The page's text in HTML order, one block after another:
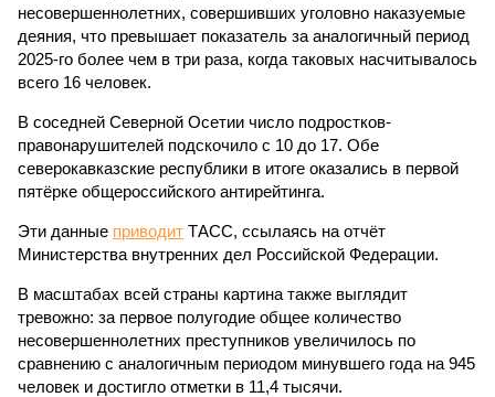
несовершеннолетних, совершивших уголовно наказуемые
деяния, что превышает показатель за аналогичный период
2025-го более чем в три раза, когда таковых насчитывалось
всего 16 человек.
В соседней Северной Осетии число подростков-
правонарушителей подскочило с 10 до 17. Обе
северокавказские республики в итоге оказались в первой
пятёрке общероссийского антирейтинга.
Эти данные приводит ТАСС, ссылаясь на отчёт
Министерства внутренних дел Российской Федерации.
В масштабах всей страны картина также выглядит
тревожно: за первое полугодие общее количество
несовершеннолетних преступников увеличилось по
сравнению с аналогичным периодом минувшего года на 945
человек и достигло отметки в 11,4 тысячи.